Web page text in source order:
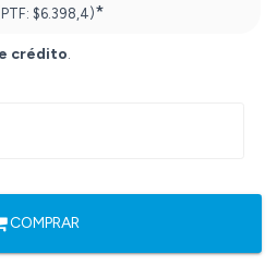
$6.398,4)*
crédito.
COMPRAR